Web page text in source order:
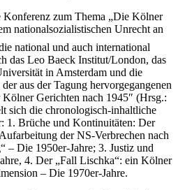
zum Thema „Die Kölner
nationalsozialistischen Unrecht an
national und auch international
das Leo Baeck Institut/London, das
in Amsterdam und die
aus der Tagung hervorgegangenen
Gerichten nach 1945″ (Hrsg.:
sich die chronologisch-inhaltliche
1. Brüche und Kontinuitäten: Der
der NS-Verbrechen nach
– Die 1950er-Jahre; 3. Justiz und
4. Der „Fall Lischka“: ein Kölner
– Die 1970er-Jahre.